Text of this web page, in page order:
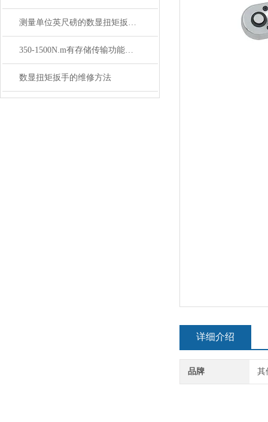
测量单位英尺磅的数显扭矩扳手SGSX价格多少
350-1500N.m有存储传输功能的数显扭矩扳手SGTS
数显扭矩扳手的维修方法
详细介绍
品牌 其